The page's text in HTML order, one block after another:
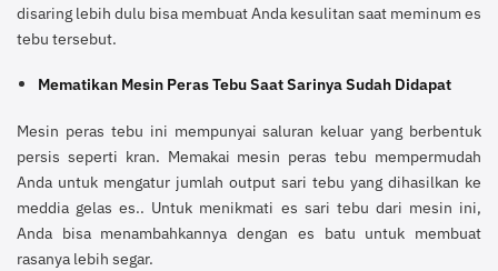
disaring lebih dulu bisa membuat Anda kesulitan saat meminum es
tebu tersebut.
Mematikan Mesin Peras Tebu Saat Sarinya Sudah Didapat
Mesin peras tebu ini mempunyai saluran keluar yang berbentuk
persis seperti kran. Memakai mesin peras tebu mempermudah
Anda untuk mengatur jumlah output sari tebu yang dihasilkan ke
meddia gelas es.. Untuk menikmati es sari tebu dari mesin ini,
Anda bisa menambahkannya dengan es batu untuk membuat
rasanya lebih segar.